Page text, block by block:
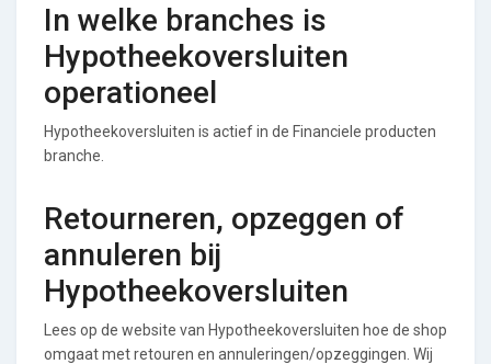
In welke branches is
Hypotheekoversluiten
operationeel
Hypotheekoversluiten is actief in de Financiele producten
branche.
Retourneren, opzeggen of
annuleren bij
Hypotheekoversluiten
Lees op de website van Hypotheekoversluiten hoe de shop
omgaat met retouren en annuleringen/opzeggingen. Wij